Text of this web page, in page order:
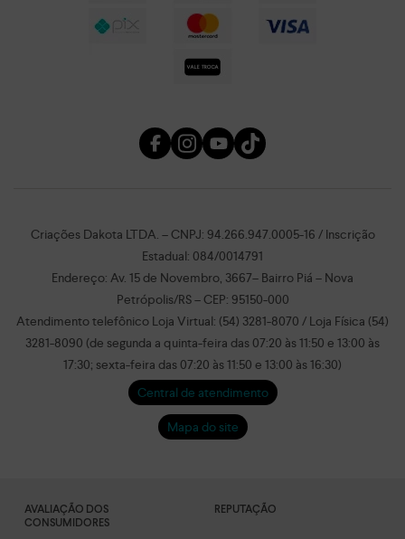
Criações Dakota LTDA. – CNPJ: 94.266.947.0005-16 / Inscrição
Estadual: 084/0014791
Endereço: Av. 15 de Novembro, 3667– Bairro Piá – Nova
Petrópolis/RS – CEP: 95150-000
Atendimento telefônico Loja Virtual: (54) 3281-8070 / Loja Física (54)
3281-8090 (de segunda a quinta-feira das 07:20 às 11:50 e 13:00 às
17:30; sexta-feira das 07:20 às 11:50 e 13:00 às 16:30)
Central de atendimento
Mapa do site
AVALIAÇÃO DOS
CONSUMIDORES
REPUTAÇÃO